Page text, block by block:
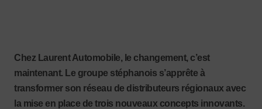
Chez Laurent Automobile, le changement, c’est
maintenant. Le groupe stéphanois s’apprête à
transformer son réseau de distributeurs régionaux avec
la mise en place de trois nouveaux concepts innovants.